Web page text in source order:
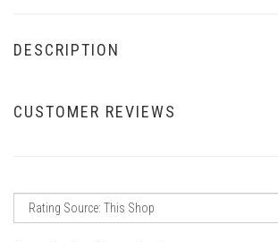
DESCRIPTION
CUSTOMER REVIEWS